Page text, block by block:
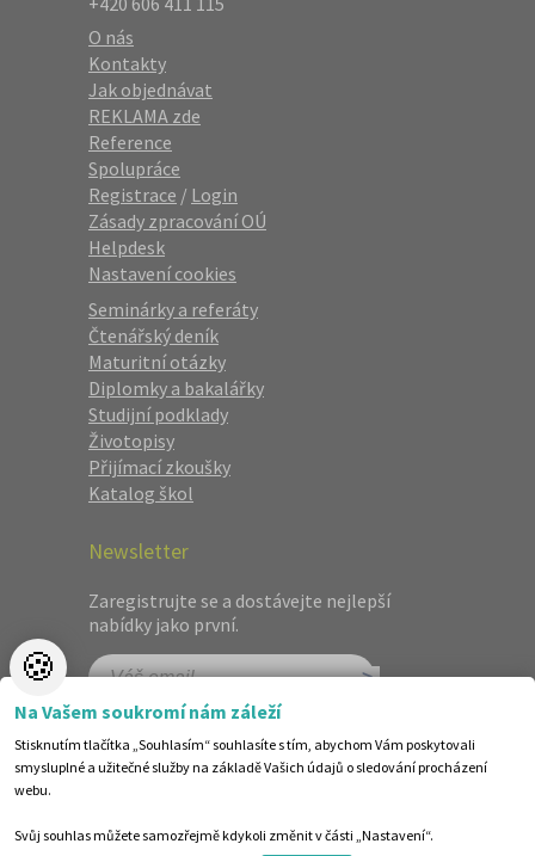
O nás
Kontakty
Jak objednávat
REKLAMA zde
Reference
Spolupráce
Registrace / Login
Zásady zpracování OÚ
Helpdesk
Nastavení cookies
Seminárky a referáty
Čtenářský deník
Maturitní otázky
Diplomky a bakalářky
Studijní podklady
Životopisy
Přijímací zkoušky
Katalog škol
Newsletter
Zaregistrujte se a dostávejte nejlepší
nabídky jako první.
©1998-2026 Centrum vzdělávání AMOS. Vytvořilo ANAWE.
🍪
Na Vašem soukromí nám záleží
Stisknutím tlačítka „Souhlasím“ souhlasíte s tím, abychom Vám poskytovali
smysluplné a užitečné služby na základě Vašich údajů o sledování procházení
webu.
Svůj souhlas můžete samozřejmě kdykoli změnit v části „Nastavení“.